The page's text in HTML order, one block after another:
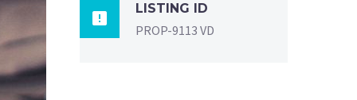

LISTING ID
PROP-9113 VD